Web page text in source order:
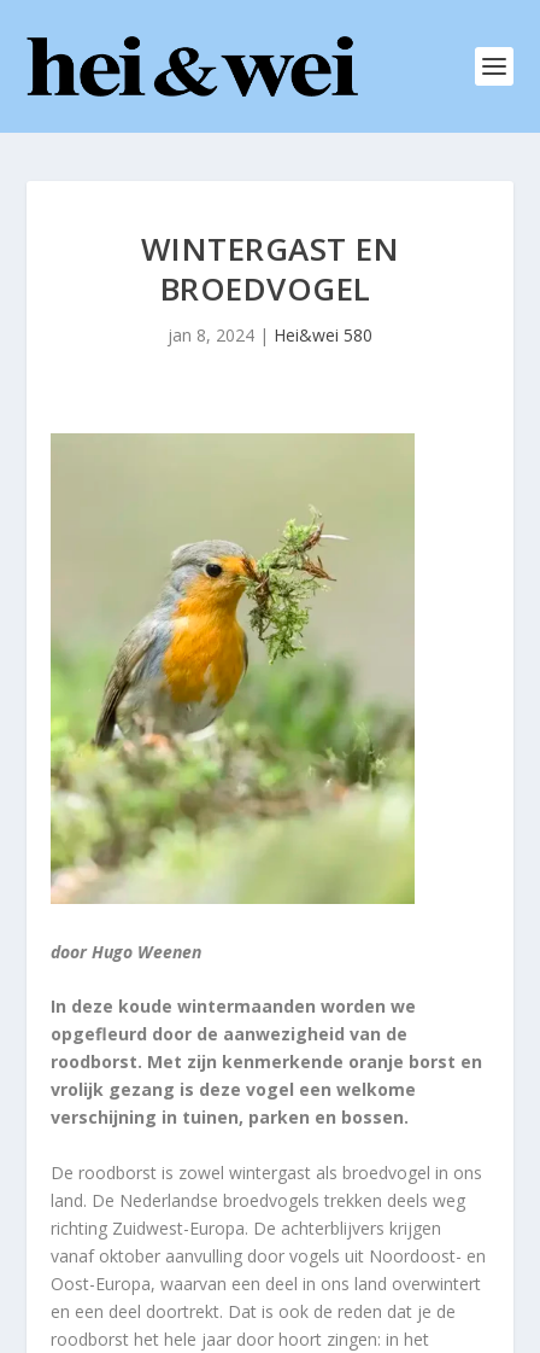
WINTERGAST EN
BROEDVOGEL
jan 8, 2024 | Hei&wei 580
door Hugo Weenen
In deze koude wintermaanden worden we
opgefleurd door de aanwezigheid van de
roodborst. Met zijn kenmerkende oranje borst en
vrolijk gezang is deze vogel een welkome
verschijning in tuinen, parken en bossen.
De roodborst is zowel wintergast als broedvogel in ons
land. De Nederlandse broedvogels trekken deels weg
richting Zuidwest-Europa. De achterblijvers krijgen
vanaf oktober aanvulling door vogels uit Noordoost- en
Oost-Europa, waarvan een deel in ons land overwintert
en een deel doortrekt. Dat is ook de reden dat je de
roodborst het hele jaar door hoort zingen: in het